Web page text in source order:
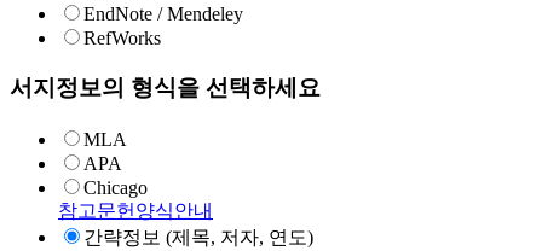
EndNote / Mendeley
RefWorks
서지정보의 형식을 선택하세요
MLA
APA
Chicago
참고문헌양식안내
간략정보 (제목, 저자, 연도)